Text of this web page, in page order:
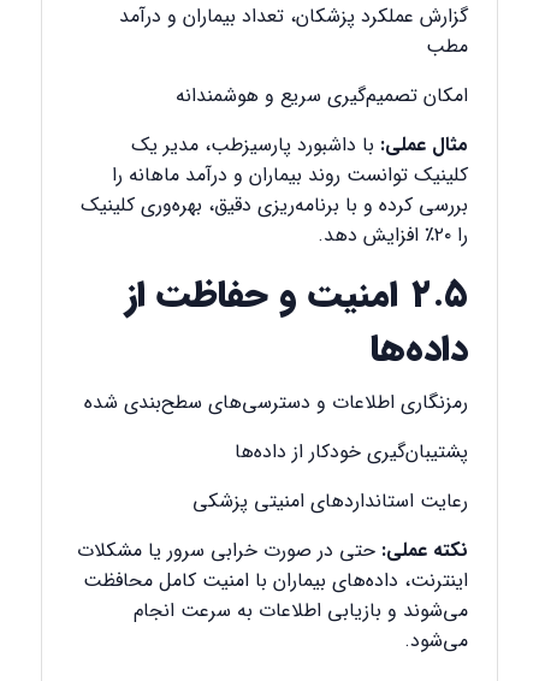
گزارش عملکرد پزشکان، تعداد بیماران و درآمد
مطب
امکان تصمیم‌گیری سریع و هوشمندانه
مثال عملی: با داشبورد پارسیزطب، مدیر یک
کلینیک توانست روند بیماران و درآمد ماهانه را
بررسی کرده و با برنامه‌ریزی دقیق، بهره‌وری کلینیک
را ۲۰٪ افزایش دهد.
۲.۵ امنیت و حفاظت از
داده‌ها
رمزنگاری اطلاعات و دسترسی‌های سطح‌بندی شده
پشتیبان‌گیری خودکار از داده‌ها
رعایت استانداردهای امنیتی پزشکی
نکته عملی: حتی در صورت خرابی سرور یا مشکلات
اینترنت، داده‌های بیماران با امنیت کامل محافظت
می‌شوند و بازیابی اطلاعات به سرعت انجام
می‌شود.